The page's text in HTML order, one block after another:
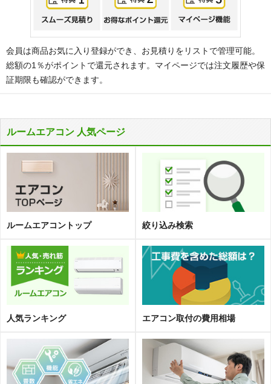
会員は商品お気に入り登録ができ、お見積りをリストで管理可能。
総額の1％がポイントで還元されます。マイページでは注文履歴や保
証期限も確認ができます。
ルームエアコン 人気ページ
ルームエアコントップ 絞り込み検索
人気ランキング エアコン取付の費用相場